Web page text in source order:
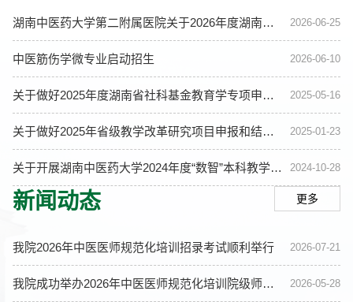
2026-06-25
湖南中医药大学第二附属医院关于2026年度湖南中医药大学校级教学改革研究项目申报拟推荐的公示
2026-06-10
中医筋伤学微专业启动招生
2025-05-16
关于做好2025年度湖南省社科基金教育学专项申报工作的通知
2025-01-23
关于做好2025年省级教学改革研究项目申报和结题工作的通知
2024-10-28
关于开展湖南中医药大学2024年度“数智”本科教学质量工程建设项目申报工作的通知
新闻动态 更多
2026-07-21
我院2026年中医医师规范化培训招录考试顺利举行
2026-05-28
我院成功举办2026年中医医师规范化培训院级师资培训班